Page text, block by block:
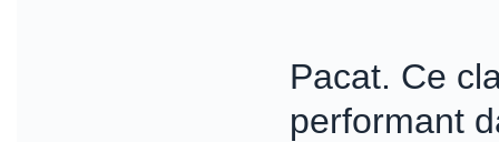
Pacat. Ce
performant